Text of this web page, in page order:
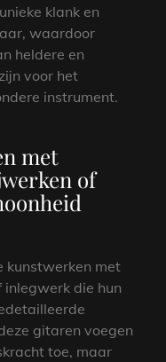
klank en
waardoor
heldere en
voor het
instrument.
met
of
kunstwerken met
die hun
gitaren voegen
toe, maar